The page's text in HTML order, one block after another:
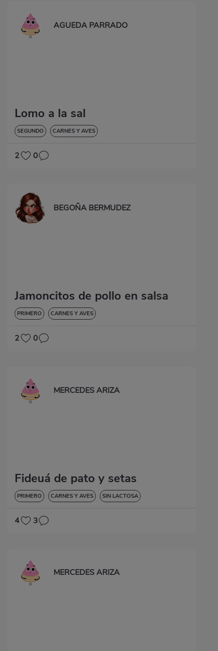
AGUEDA PARRADO
Lomo a la sal
SEGUNDO CARNES Y AVES
2 0
BEGOÑA BERMUDEZ
Jamoncitos de pollo en salsa
PRIMERO CARNES Y AVES
2 0
MERCEDES ARIZA
Fideuá de pato y setas
PRIMERO CARNES Y AVES SIN LACTOSA
4 3
MERCEDES ARIZA